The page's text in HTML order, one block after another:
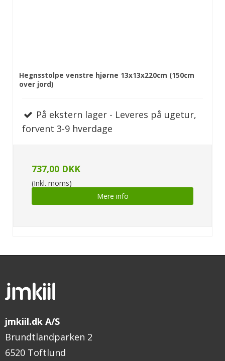
Hegnsstolpe venstre hjørne 13x13x220cm (150cm
over jord)
På ekstern lager - Leveres på ugetur,
forvent 3-9 hverdage
737,00 DKK
(Inkl. moms)
Mere info
jmkiil.dk A/S
Brundtlandparken 2
6520 Toftlund